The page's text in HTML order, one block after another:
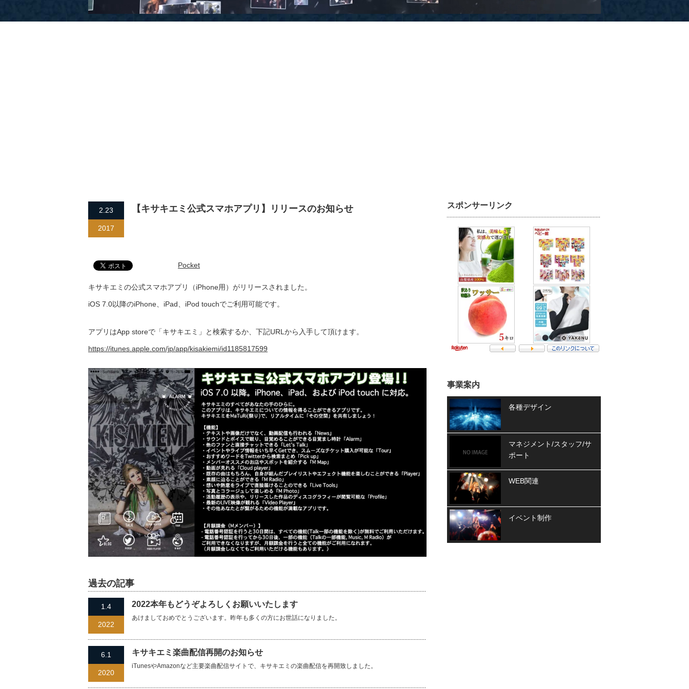
2.23
2017
【キサキエミ公式スマホアプリ】リリースのお知らせ
Pocket
キサキエミの公式スマホアプリ（iPhone用）がリリースされました。
iOS 7.0以降のiPhone、iPad、iPod touchでご利用可能です。
アプリはApp storeで「キサキエミ」と検索するか、下記URLから入手して頂けます。
https://itunes.apple.com/jp/app/kisakiemi/id1185817599
過去の記事
1.4
2022
2022本年もどうぞよろしくお願いいたします
あけましておめでとうございます。昨年も多くの方にお世話になりました。
6.1
2020
キサキエミ楽曲配信再開のお知らせ
iTunesやAmazonなど主要楽曲配信サイトで、キサキエミの楽曲配信を再開致しました。
スポンサーリンク
事業案内
各種デザイン
マネジメント/スタッフ/サ
ポート
WEB関連
イベント制作